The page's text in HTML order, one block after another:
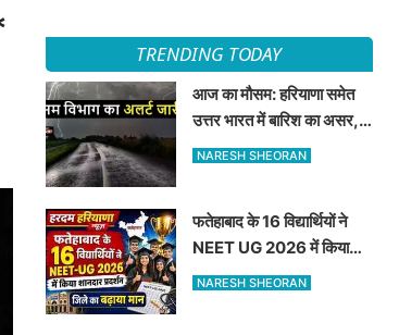
TRENDING TODAY
आज का मौसम: हरियाणा समेत
उत्तर भारत में बारिश का असर,
जानें 8 अगस्त का मौसम अपडेट
NARESH SHEORAN
फतेहाबाद के 16 विद्यार्थियों ने
NEET UG 2026 में किया
शानदार प्रदर्शन जिले का बढ़ाया
NARESH SHEORAN